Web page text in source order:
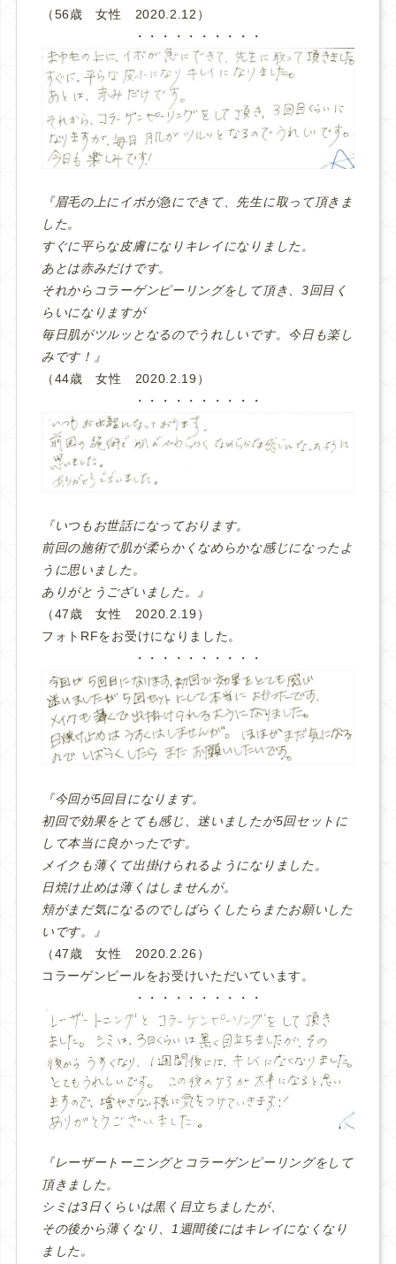
（56歳 女性 2020.2.12）
・・・・・・・・・・
『眉毛の上にイボが急にできて、先生に取って頂きま
した。
すぐに平らな皮膚になりキレイになりました。
あとは赤みだけです。
それからコラーゲンピーリングをして頂き、3回目く
らいになりますが
毎日肌がツルッとなるのでうれしいです。今日も楽し
みです！』
（44歳 女性 2020.2.19）
・・・・・・・・・・
『いつもお世話になっております。
前回の施術で肌が柔らかくなめらかな感じになったよ
うに思いました。
ありがとうございました。』
（47歳 女性 2020.2.19）
フォトRFをお受けになりました。
・・・・・・・・・・
『今回が5回目になります。
初回で効果をとても感じ、迷いましたが5回セットに
して本当に良かったです。
メイクも薄くて出掛けられるようになりました。
日焼け止めは薄くはしませんが。
頬がまだ気になるのでしばらくしたらまたお願いした
いです。』
（47歳 女性 2020.2.26）
コラーゲンピールをお受けいただいています。
・・・・・・・・・・
『レーザートーニングとコラーゲンピーリングをして
頂きました。
シミは3日くらいは黒く目立ちましたが、
その後から薄くなり、1週間後にはキレイになくなり
ました。